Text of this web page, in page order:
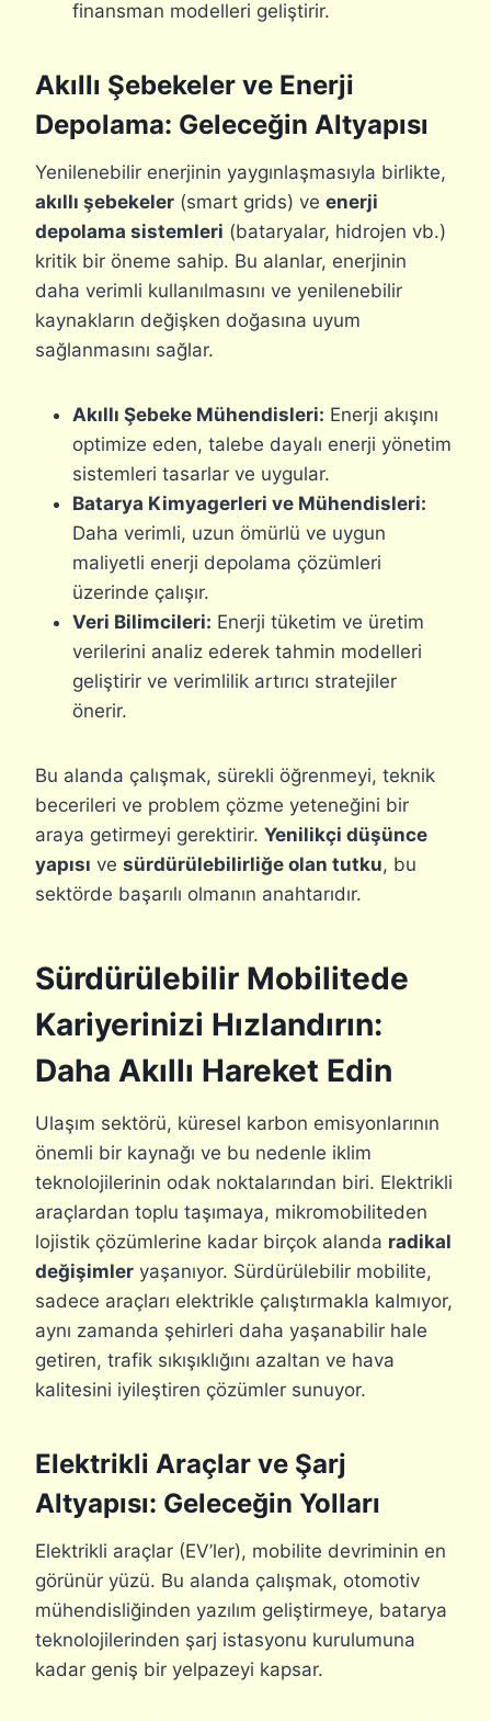
finansman modelleri geliştirir.
Akıllı Şebekeler ve Enerji
Depolama: Geleceğin Altyapısı
Yenilenebilir enerjinin yaygınlaşmasıyla birlikte,
akıllı şebekeler (smart grids) ve enerji
depolama sistemleri (bataryalar, hidrojen vb.)
kritik bir öneme sahip. Bu alanlar, enerjinin
daha verimli kullanılmasını ve yenilenebilir
kaynakların değişken doğasına uyum
sağlanmasını sağlar.
Akıllı Şebeke Mühendisleri: Enerji akışını
optimize eden, talebe dayalı enerji yönetim
sistemleri tasarlar ve uygular.
Batarya Kimyagerleri ve Mühendisleri:
Daha verimli, uzun ömürlü ve uygun
maliyetli enerji depolama çözümleri
üzerinde çalışır.
Veri Bilimcileri: Enerji tüketim ve üretim
verilerini analiz ederek tahmin modelleri
geliştirir ve verimlilik artırıcı stratejiler
önerir.
Bu alanda çalışmak, sürekli öğrenmeyi, teknik
becerileri ve problem çözme yeteneğini bir
araya getirmeyi gerektirir. Yenilikçi düşünce
yapısı ve sürdürülebilirliğe olan tutku, bu
sektörde başarılı olmanın anahtarıdır.
Sürdürülebilir Mobilitede
Kariyerinizi Hızlandırın:
Daha Akıllı Hareket Edin
Ulaşım sektörü, küresel karbon emisyonlarının
önemli bir kaynağı ve bu nedenle iklim
teknolojilerinin odak noktalarından biri. Elektrikli
araçlardan toplu taşımaya, mikromobiliteden
lojistik çözümlerine kadar birçok alanda radikal
değişimler yaşanıyor. Sürdürülebilir mobilite,
sadece araçları elektrikle çalıştırmakla kalmıyor,
aynı zamanda şehirleri daha yaşanabilir hale
getiren, trafik sıkışıklığını azaltan ve hava
kalitesini iyileştiren çözümler sunuyor.
Elektrikli Araçlar ve Şarj
Altyapısı: Geleceğin Yolları
Elektrikli araçlar (EV’ler), mobilite devriminin en
görünür yüzü. Bu alanda çalışmak, otomotiv
mühendisliğinden yazılım geliştirmeye, batarya
teknolojilerinden şarj istasyonu kurulumuna
kadar geniş bir yelpazeyi kapsar.